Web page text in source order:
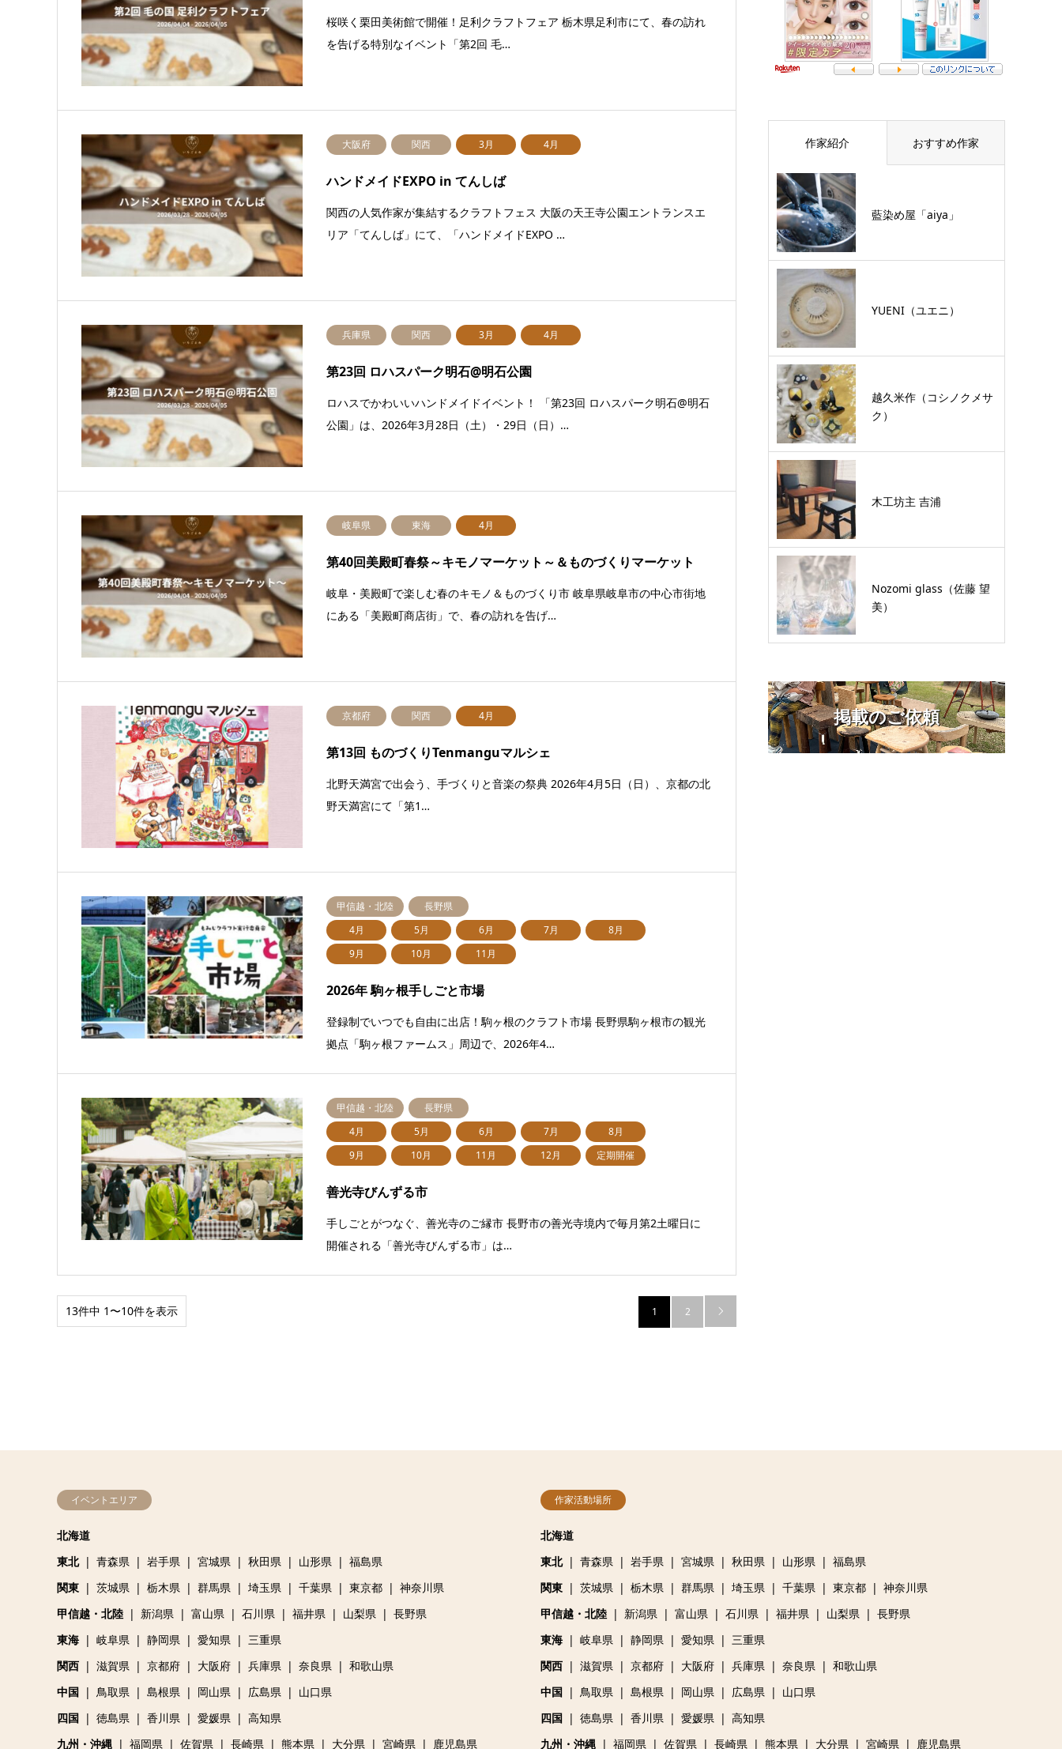
桜咲く栗田美術館で開催！足利クラフトフェア 栃木県足利市にて、春の訪れ
を告げる特別なイベント「第2回 毛…
大阪府 関西 3月 4月
ハンドメイドEXPO in てんしば
関西の人気作家が集結するクラフトフェス 大阪の天王寺公園エントランスエ
リア「てんしば」にて、「ハンドメイドEXPO …
兵庫県 関西 3月 4月
第23回 ロハスパーク明石@明石公園
ロハスでかわいいハンドメイドイベント！ 「第23回 ロハスパーク明石@明石
公園」は、2026年3月28日（土）・29日（日）…
岐阜県 東海 4月
第40回美殿町春祭～キモノマーケット～＆ものづくりマーケット
岐阜・美殿町で楽しむ春のキモノ＆ものづくり市 岐阜県岐阜市の中心市街地
にある「美殿町商店街」で、春の訪れを告げ…
京都府 関西 4月
第13回 ものづくりTenmanguマルシェ
北野天満宮で出会う、手づくりと音楽の祭典 2026年4月5日（日）、京都の北
野天満宮にて「第1…
甲信越・北陸
長野県
4月
5月 6月 7月
8月
9月
10月 11月
2026年 駒ヶ根手しごと市場
登録制でいつでも自由に出店！駒ヶ根のクラフト市場 長野県駒ヶ根市の観光
拠点「駒ヶ根ファームス」周辺で、2026年4…
甲信越・北陸
長野県
4月
5月 6月 7月
8月
9月
10月 11月 12月 定期開催
善光寺びんずる市
手しごとがつなぐ、善光寺のご縁市 長野市の善光寺境内で毎月第2土曜日に
開催される「善光寺びんずる市」は…
13件中 1〜10件を表示 1 2 
作家紹介 おすすめ作家
藍染め屋「aiya」
YUENI（ユエニ）
越久米作（コシノクメサ
ク）
木工坊主 吉浦
Nozomi glass（佐藤 望
美）
掲載のご依頼
イベントエリア
北海道
東北
青森県 岩手県 宮城県 秋田県 山形県
福島県
関東
茨城県 栃木県 群馬県 埼玉県 千葉県 東京都
神奈川県
甲信越・北陸
新潟県 富山県 石川県 福井県 山梨県
長野県
東海
岐阜県 静岡県 愛知県
三重県
関西
滋賀県 京都府 大阪府 兵庫県 奈良県
和歌山県
中国
鳥取県 島根県 岡山県 広島県
山口県
四国
徳島県 香川県 愛媛県
高知県
九州・沖縄
福岡県 佐賀県 長崎県 熊本県 大分県 宮崎県 鹿児島県
作家活動場所
北海道
東北
青森県 岩手県 宮城県 秋田県 山形県
福島県
関東
茨城県 栃木県 群馬県 埼玉県 千葉県 東京都
神奈川県
甲信越・北陸
新潟県 富山県 石川県 福井県 山梨県
長野県
東海
岐阜県 静岡県 愛知県
三重県
関西
滋賀県 京都府 大阪府 兵庫県 奈良県
和歌山県
中国
鳥取県 島根県 岡山県 広島県
山口県
四国
徳島県 香川県 愛媛県
高知県
九州・沖縄
福岡県 佐賀県 長崎県 熊本県 大分県 宮崎県 鹿児島県